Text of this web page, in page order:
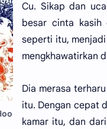
Cu. Sikap dan
besar cinta kasih
seperti itu,
mengkhawatirkan
Dia merasa
itu. Dengan cepat
kamar itu, dan